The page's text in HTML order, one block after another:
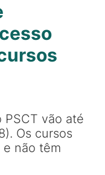
PSCT vão até
Os cursos
não têm